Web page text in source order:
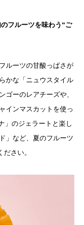
フルーツを味わう“ご
ルーツの甘酸っぱさが
かな「ニュウスタイル
ゴーのレアチーズや、
インマスカットを使っ
」のジェラートと楽し
」など、夏のフルーツ
さい。